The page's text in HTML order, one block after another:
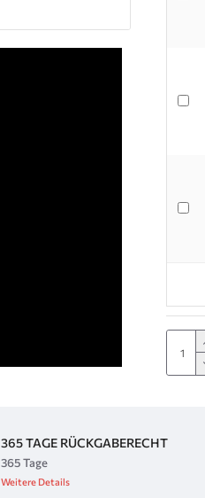
365 TAGE RÜCKGABERECHT
365 Tage
Weitere Details